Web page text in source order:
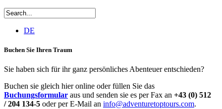
DE
Buchen Sie Ihren Traum
Sie haben sich für ihr ganz persönliches Abenteuer entschieden?
Buchen sie gleich hier online oder füllen Sie das
Buchungsformular aus und senden sie es per Fax an +43 (0) 512
/ 204 134-5 oder per E-Mail an info@adventuretoptours.com.